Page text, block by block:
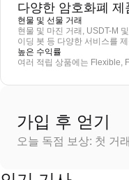
다양한 암호화폐 제
현물 및 선물 거래
현물 및 마진 거래, USDT-M
이딩 봇 등 다양한 서비스를
높은 수익률
여러 적립 상품에는 Flexible,
가입 후 얻기
오늘 독점 보상: 첫 거